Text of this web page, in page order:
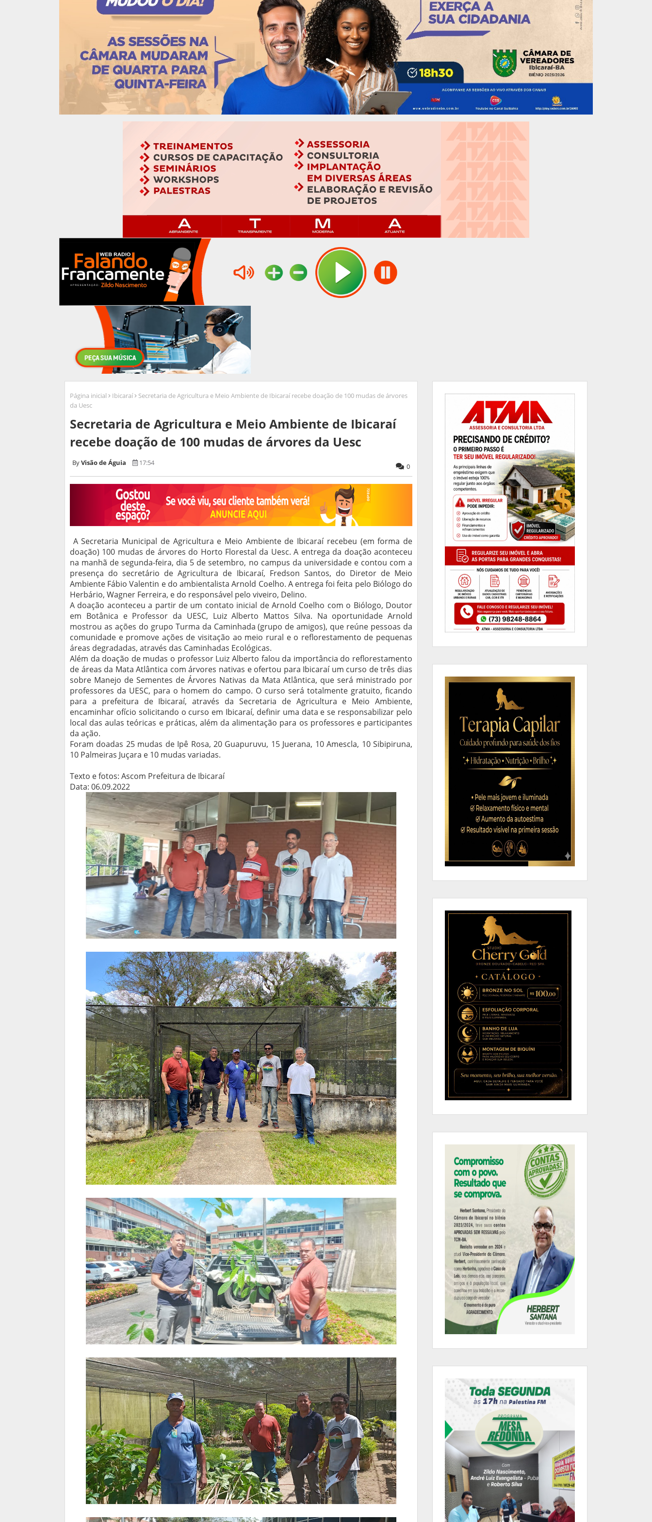
Página inicial Ibicaraí
Secretaria de Agricultura e Meio Ambiente de Ibicaraí recebe doação de 100 mudas de árvores
da Uesc
Secretaria de Agricultura e Meio Ambiente de Ibicaraí
recebe doação de 100 mudas de árvores da Uesc
Visão de Águia 17:54 0
A Secretaria Municipal de Agricultura e Meio Ambiente de Ibicaraí recebeu (em forma de
doação) 100 mudas de árvores do Horto Florestal da Uesc. A entrega da doação aconteceu
na manhã de segunda-feira, dia 5 de setembro, no campus da universidade e contou com a
presença do secretário de Agricultura de Ibicaraí, Fredson Santos, do Diretor de Meio
Ambiente Fábio Valentin e do ambientalista Arnold Coelho. A entrega foi feita pelo Biólogo do
Herbário, Wagner Ferreira, e do responsável pelo viveiro, Delino.
A doação aconteceu a partir de um contato inicial de Arnold Coelho com o Biólogo, Doutor
em Botânica e Professor da UESC, Luiz Alberto Mattos Silva. Na oportunidade Arnold
mostrou as ações do grupo Turma da Caminhada (grupo de amigos), que reúne pessoas da
comunidade e promove ações de visitação ao meio rural e o reflorestamento de pequenas
áreas degradadas, através das Caminhadas Ecológicas.
Além da doação de mudas o professor Luiz Alberto falou da importância do reflorestamento
de áreas da Mata Atlântica com árvores nativas e ofertou para Ibicaraí um curso de três dias
sobre Manejo de Sementes de Árvores Nativas da Mata Atlântica, que será ministrado por
professores da UESC, para o homem do campo. O curso será totalmente gratuito, ficando
para a prefeitura de Ibicaraí, através da Secretaria de Agricultura e Meio Ambiente,
encaminhar ofício solicitando o curso em Ibicaraí, definir uma data e se responsabilizar pelo
local das aulas teóricas e práticas, além da alimentação para os professores e participantes
da ação.
Foram doadas 25 mudas de Ipê Rosa, 20 Guapuruvu, 15 Juerana, 10 Amescla, 10 Sibipiruna,
10 Palmeiras Juçara e 10 mudas variadas.
Texto e fotos: Ascom Prefeitura de Ibicaraí
Data: 06.09.2022